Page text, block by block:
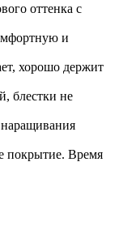
оттенка с
и
хорошо держит
блестки не
покрытие. Время